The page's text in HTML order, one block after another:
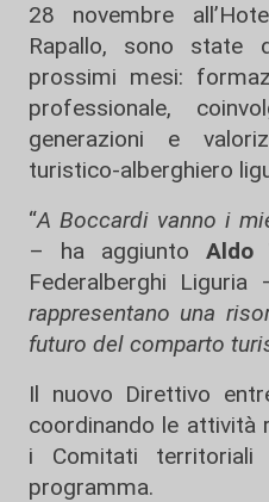
28 novembre
Rapallo, sono state
prossimi mesi:
professionale,
generazioni e
turistico-alberghiero
“A Boccardi vanno i
– ha aggiunto Aldo
Federalberghi Liguria
rappresentano una
futuro del comparto
Il nuovo Direttivo
coordinando le attività
i Comitati territoriali
programma.